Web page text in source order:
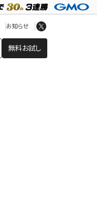
無料お試し
お知らせ